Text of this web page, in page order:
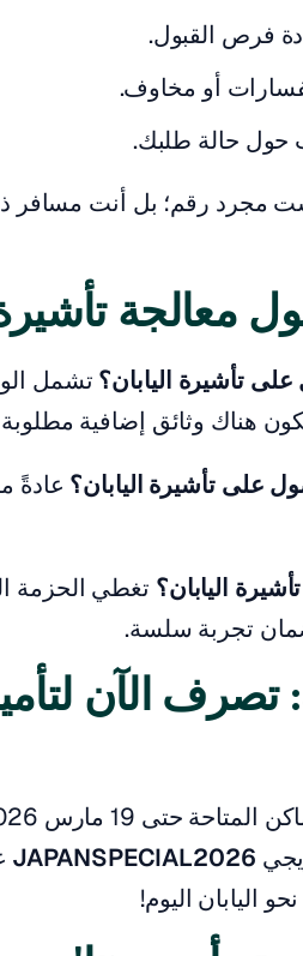
فرص القبول.
أو مخاوف.
حول حالة طلبك.
مجرد رقم؛ بل أنت مسافر
معالجة تأشيرة
تأشيرة اليابان؟ تشمل
هناك وثائق إضافية
على تأشيرة اليابان؟
اليابان؟ تغطي الحزمة
تجربة سلسة.
تصرف الآن
JAPANSPECIAL2026
اليابان اليوم!